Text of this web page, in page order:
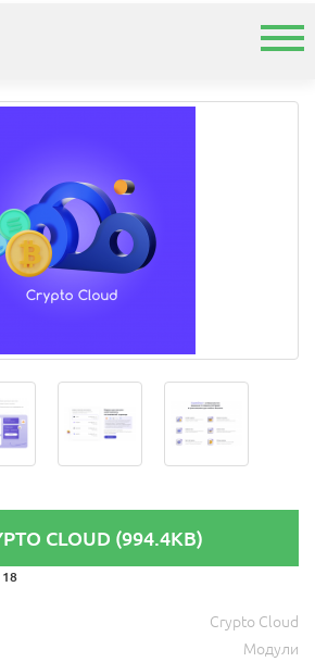
CLOUD (994.4KB)
18
Crypto Cloud
Модули